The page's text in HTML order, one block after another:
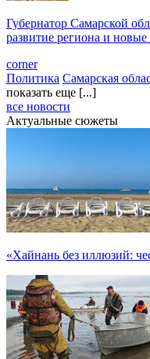
Губернатор Самарской
развитие региона и
corner
Политика Самарская
показать еще [...]
все новости
Актуальные сюжеты
«Хайнань без иллюзий: